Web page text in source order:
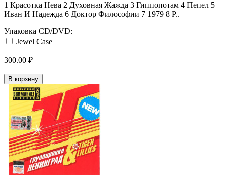
1 Красотка Нева 2 Духовная Жажда 3 Гиппопотам 4 Пепел 5
Иван И Надежда 6 Доктор Философии 7 1979 8 Р..
Упаковка CD/DVD:
Jewel Case
300.00 ₽
В корзину